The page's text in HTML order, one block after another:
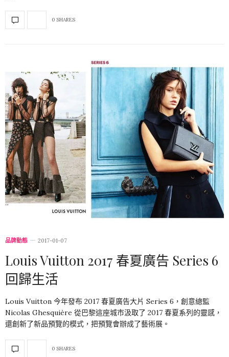
0 SHARES
品牌動態 2017-01-07
Louis Vuitton 2017 春夏廣告 Series 6
回歸生活
Louis Vuitton 今年發布 2017 春夏廣告大片 Series 6，創意總監
Nicolas Ghesquière 從巴黎這座城市汲取了 2017 春夏系列的靈感，
還創新了新品預覽的模式，把預覽會辦成了藝術展。
0 SHARES